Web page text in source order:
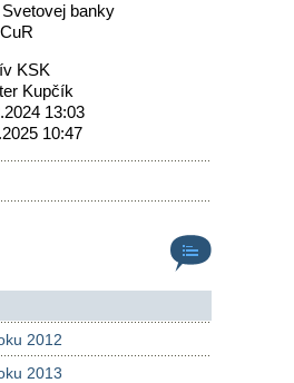
banky
KSK
Kupčík
13:03
10:47
2012
2013